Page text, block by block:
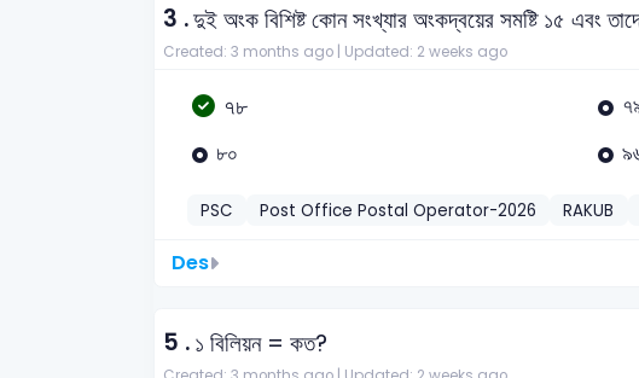
3 .দুই অংক বিশিষ্ট কোন সংখ্যার অংকদ্বয়ের সমষ্টি ১৫ এবং
Created: 3 months ago | Updated: 2 weeks ago
৭৮
৮০
PSC Post Office Postal Operator-2026 RAKUB
Des
5 .১ বিলিয়ন = কত?